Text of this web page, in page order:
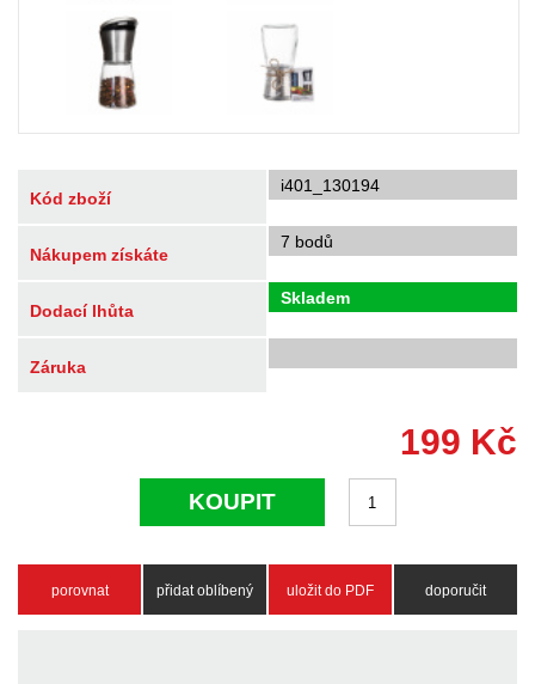
Kód zboží
i401_130194
Nákupem získáte
7 bodů
Dodací lhůta
Skladem
Záruka
199 Kč
KOUPIT
porovnat přidat oblíbený uložit do PDF doporučit